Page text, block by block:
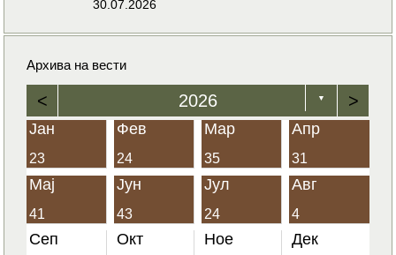
30.07.2026
Архива на вести
< 2026 ▼ >
Јан
23
Фев
24
Мар
35
Апр
31
Мај
41
Јун
43
Јул
24
Авг
4
Сеп Окт Ное Дек